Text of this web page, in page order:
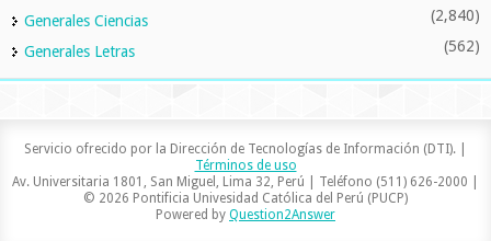
Generales Ciencias (2,840)
Generales Letras (562)
Servicio ofrecido por la Dirección de Tecnologías de Información (DTI). |
Términos de uso
Av. Universitaria 1801, San Miguel, Lima 32, Perú | Teléfono (511) 626-2000 |
© 2026 Pontificia Univesidad Católica del Perú (PUCP)
Powered by Question2Answer